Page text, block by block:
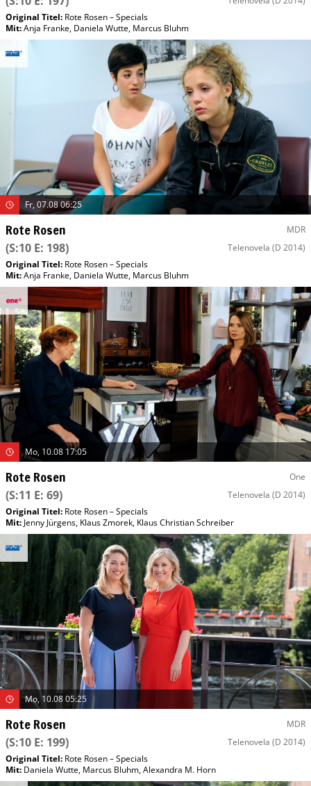
Original Titel: Rote Rosen – Specials
Mit:Anja Franke, Daniela Wutte, Marcus Bluhm
Fr, 07.08 06:25
Rote Rosen MDR
(S:10 E: 198) Telenovela (D 2014)
Original Titel: Rote Rosen – Specials
Mit:Anja Franke, Daniela Wutte, Marcus Bluhm
Mo, 10.08 17:05
Rote Rosen One
(S:11 E: 69) Telenovela (D 2014)
Original Titel: Rote Rosen – Specials
Mit: Jenny Jürgens, Klaus Zmorek, Klaus Christian Schreiber
Mo, 10.08 05:25
Rote Rosen MDR
(S:10 E: 199) Telenovela (D 2014)
Original Titel: Rote Rosen – Specials
Mit: Daniela Wutte, Marcus Bluhm,Alexandra M. Horn